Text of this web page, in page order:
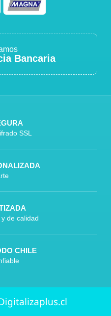
Bancaria
SSL
de calidad
CHILE